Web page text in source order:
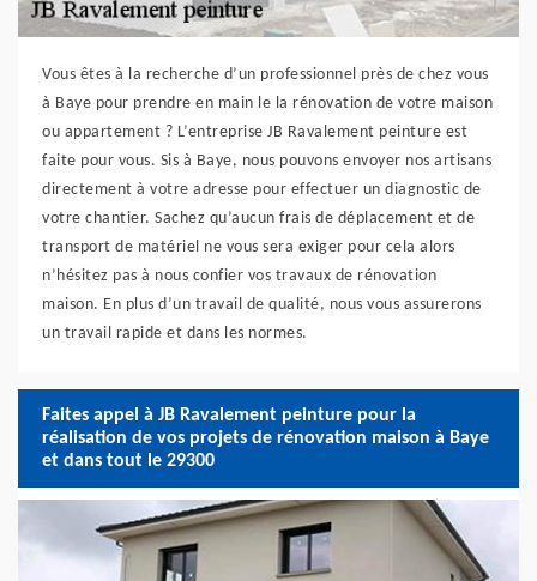
Vous êtes à la recherche d’un professionnel près de chez vous
à Baye pour prendre en main le la rénovation de votre maison
ou appartement ? L’entreprise JB Ravalement peinture est
faite pour vous. Sis à Baye, nous pouvons envoyer nos artisans
directement à votre adresse pour effectuer un diagnostic de
votre chantier. Sachez qu’aucun frais de déplacement et de
transport de matériel ne vous sera exiger pour cela alors
n’hésitez pas à nous confier vos travaux de rénovation
maison. En plus d’un travail de qualité, nous vous assurerons
un travail rapide et dans les normes.
Faites appel à JB Ravalement peinture pour la
réalisation de vos projets de rénovation maison à Baye
et dans tout le 29300